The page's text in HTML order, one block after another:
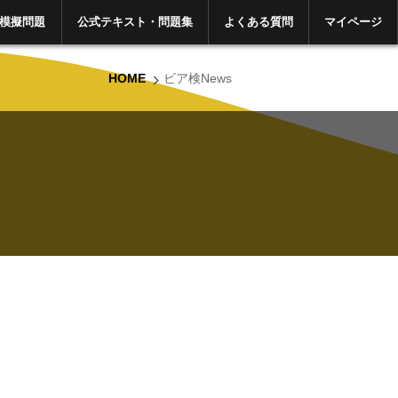
模擬問題 公式テキスト・問題集 よくある質問 マイページ
HOME ビア検News